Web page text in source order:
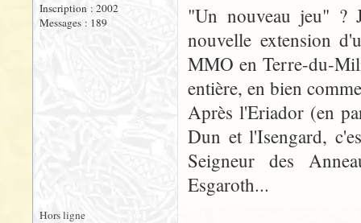
Inscription : 2002
Messages : 189
"Un nouveau jeu" ?
nouvelle extension
MMO en Terre-du-
entière, en bien
Après l'Eriador (en
Dun et l'Isengard,
Seigneur des
Esgaroth...
Hors ligne